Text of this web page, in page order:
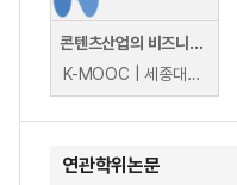
콘텐츠산업의 비즈니스 전략
K-MOOC | 세종대학교 한창완
연관학위논문